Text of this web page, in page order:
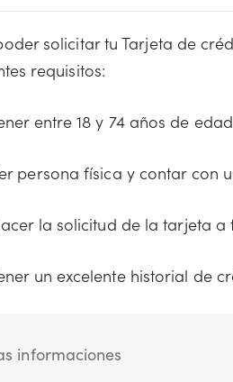
solicitar tu Tarjeta de
requisitos:
entre 18 y 74 años de
persona física y contar con
la solicitud de la tarjeta
un excelente historial de
informaciones